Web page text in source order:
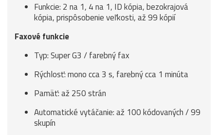
Funkcie: 2 na 1, 4 na 1, ID kópia, bezokrajová
kópia, prispôsobenie veľkosti, až 99 kópií
Faxové funkcie
Typ: Super G3 / farebný fax
Rýchlosť: mono cca 3 s, farebný cca 1 minúta
Pamäť: až 250 strán
Automatické vytáčanie: až 100 kódovaných / 99
skupín